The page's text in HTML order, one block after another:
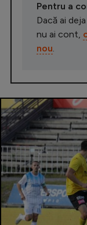
Pentru a
Dacă ai
nu ai cont,
nou.